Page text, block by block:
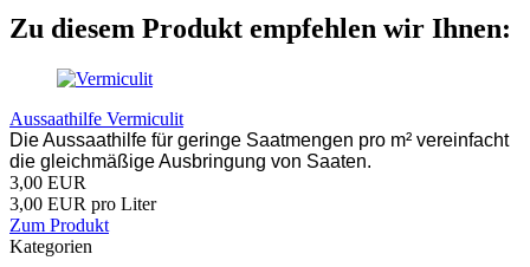
Zu diesem Produkt empfehlen wir Ihnen:
Aussaathilfe Vermiculit
Die Aussaathilfe für geringe Saatmengen pro m² vereinfacht
die gleichmäßige Ausbringung von Saaten.
3,00 EUR
3,00 EUR pro Liter
Zum Produkt
Kategorien